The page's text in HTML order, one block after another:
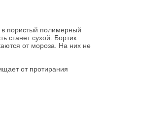
в пористый полимерный
станет сухой. Бортик
от мороза. На них не
от протирания